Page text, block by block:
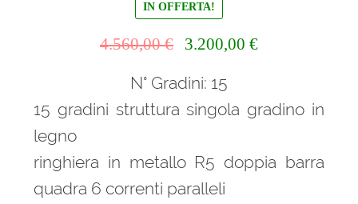
IN OFFERTA!
4.560,00€
originale
4.560,00 €.
3.200,00 €Il
3.200,00 €.
N° Gradini: 15
15 gradini struttura singola gradino in
legno
ringhiera in metallo R5 doppia barra
quadra 6 correnti paralleli